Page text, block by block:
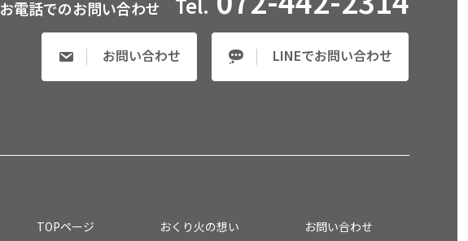
お電話でのお問い合わせ
お問い合わせ LINEでお問い合わせ
TOPページ
おくり火の想い
お問い合わせ